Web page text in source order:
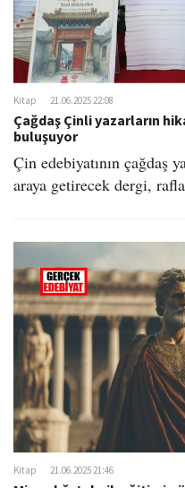
Kitap 21.06.2025 22:08
Çağdaş Çinli yazarların
buluşuyor
Çin edebiyatının çağdaş
araya getirecek dergi,
Kitap 21.06.2025 21:46